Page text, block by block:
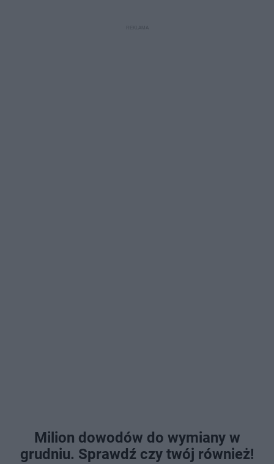
Milion dowodów do wymiany w
grudniu. Sprawdź czy twój również!